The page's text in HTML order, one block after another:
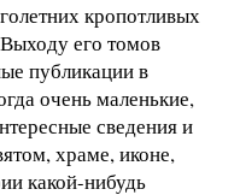
кропотливых
его томов
публикации в
очень маленькие,
сведения и
храме, иконе,
какой-нибудь